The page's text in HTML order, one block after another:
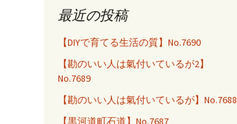
最近の投稿
【DIYで育てる生活の質】No.7690
【勘のいい人は氣付いているが2】
No.7689
【勘のいい人は氣付いているが】No.7688
【黒河道町石道】No.7687